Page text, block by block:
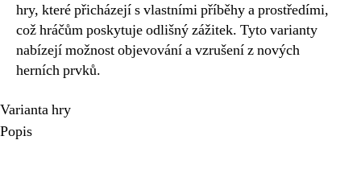
hry, které přicházejí s vlastními příběhy a prostředími,
což hráčům poskytuje odlišný zážitek. Tyto varianty
nabízejí možnost objevování a vzrušení z nových
herních prvků.
Varianta hry
Popis